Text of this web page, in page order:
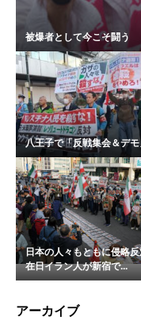
被爆者として今こそ闘う
八王子で「反戦集会＆デ
日本の人々もともに侵略
在日イラン人が新宿で...
アーカイブ